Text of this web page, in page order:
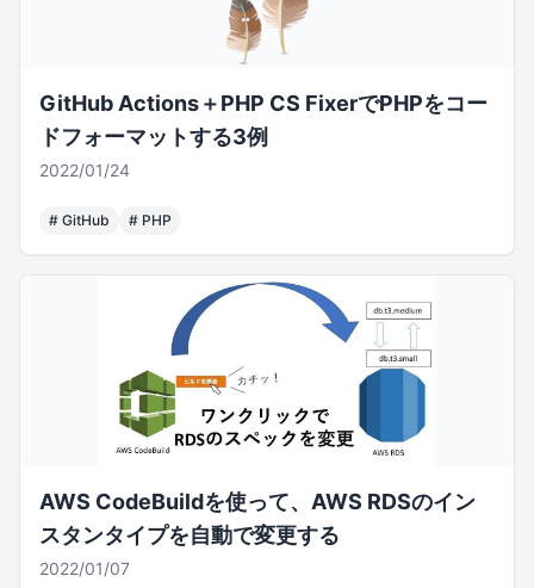
GitHub Actions＋PHP CS FixerでPHPをコー
ドフォーマットする3例
2022/01/24
# GitHub # PHP
AWS CodeBuildを使って、AWS RDSのイン
スタンタイプを自動で変更する
2022/01/07